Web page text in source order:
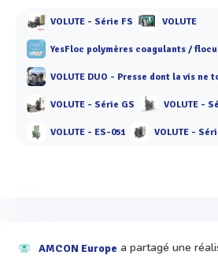
VOLUTE - Série FS VOLUTE
YesFloc polymères coagulants / floculants en émulsion
VOLUTE DUO - Presse dont la vis ne touche pas
VOLUTE - Série GS VOLUTE -
VOLUTE - ES-051 VOLUTE -
AMCON Europe a partagé une